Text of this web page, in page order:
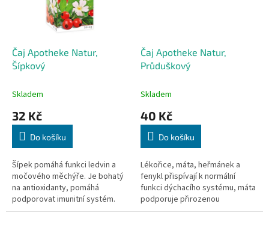
Čaj Apotheke Natur,
Šípkový
Skladem
32 Kč
Do košíku
Šípek pomáhá funkci ledvin a
močového měchýře. Je bohatý
na antioxidanty, pomáhá
podporovat imunitní systém.
20x2g
Čaj Apotheke Natur,
Průduškový
Skladem
40 Kč
Do košíku
Lékořice, máta, heřmánek a
fenykl přispívají k normální
funkci dýchacího systému, máta
podporuje přirozenou
obranyschopnost, imunitní